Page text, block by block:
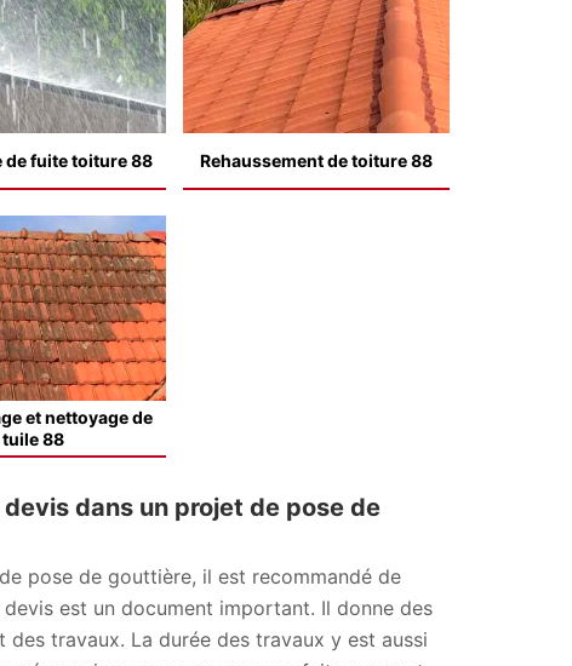
de fuite toiture 88 Rehaussement de toiture 88
et nettoyage de
tuile 88
devis dans un projet de pose de
pose de gouttière, il est recommandé de
est un document important. Il donne des
des travaux. La durée des travaux y est aussi